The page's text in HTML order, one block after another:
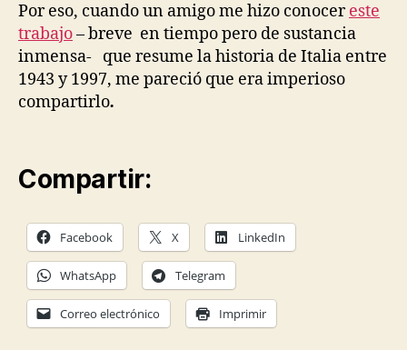
Por eso, cuando un amigo me hizo conocereste
trabajo– breve en tiempo pero de sustancia
inmensa- que resume la historia de Italia entre
1943 y 1997, me pareció que era imperioso
compartirlo.
Compartir:
Facebook X LinkedIn
WhatsApp Telegram
Correo electrónico Imprimir